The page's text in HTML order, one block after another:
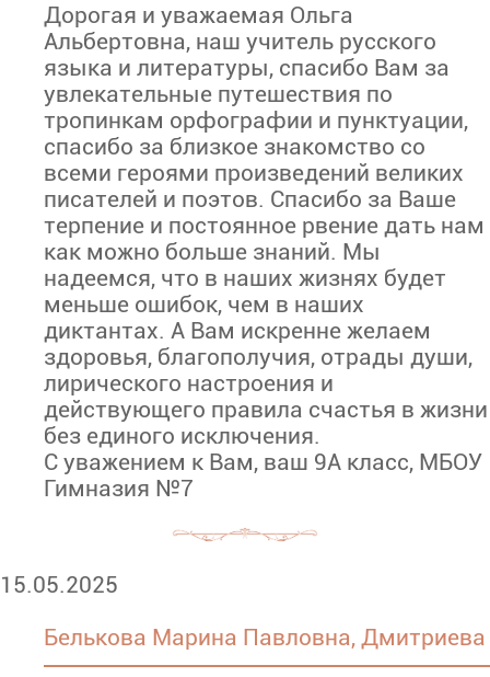
Дорогая и уважаемая Ольга
Альбертовна, наш учитель русского
языка и литературы, спасибо Вам за
увлекательные путешествия по
тропинкам орфографии и пунктуации,
спасибо за близкое знакомство со
всеми героями произведений великих
писателей и поэтов. Спасибо за Ваше
терпение и постоянное рвение дать нам
как можно больше знаний. Мы
надеемся, что в наших жизнях будет
меньше ошибок, чем в наших
диктантах. А Вам искренне желаем
здоровья, благополучия, отрады души,
лирического настроения и
действующего правила счастья в жизни
без единого исключения.
С уважением к Вам, ваш 9А класс, МБОУ
Гимназия №7
15.05.2025
Белькова Марина Павловна,